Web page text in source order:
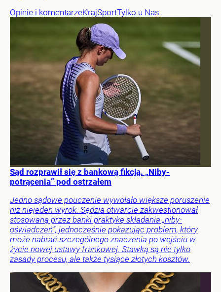
Opinie i komentarzeKrajSportTylko u Nas
Sąd rozprawił się z bankową fikcją. „Niby-
potrącenia” pod ostrzałem
Jedno sądowe pouczenie wywołało większe poruszenie
niż niejeden wyrok. Sędzia otwarcie zakwestionował
stosowaną przez banki praktykę składania „niby-
oświadczeń”, jednocześnie pokazując problem, który
może nabrać szczególnego znaczenia po wejściu w
życie nowej ustawy frankowej. Stawką są nie tylko
zasady procesu, ale także tysiące złotych kosztów.